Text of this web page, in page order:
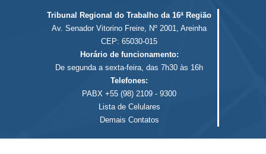
Tribunal Regional do Trabalho da 16ª Região
Av. Senador Vitorino Freire, Nº 2001, Areinha
CEP: 65030-015
Horário de funcionamento:
De segunda a sexta-feira, das 7h30 às 16h
Telefones:
PABX +55 (98) 2109 - 9300
Lista de Celulares
Demais Contatos